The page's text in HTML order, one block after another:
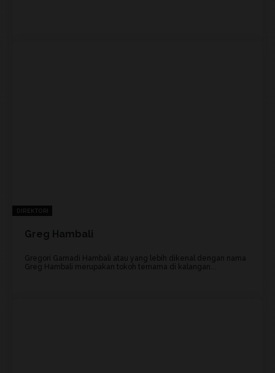
DIREKTORI
Greg Hambali
Gregori Garnadi Hambali atau yang lebih dikenal dengan nama
Greg Hambali merupakan tokoh ternama di kalangan...